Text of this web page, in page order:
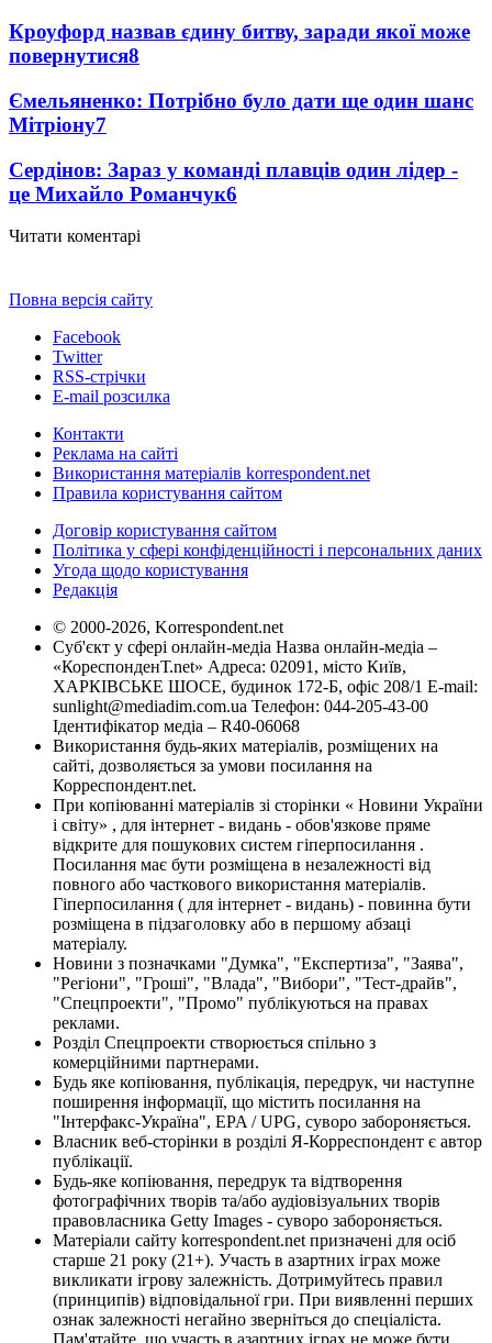
Кроуфорд назвав єдину битву, заради якої може
повернутися8
Ємельяненко: Потрібно було дати ще один шанс
Мітріону7
Сердінов: Зараз у команді плавців один лідер -
це Михайло Романчук6
Читати коментарі
Повна версія сайту
Facebook
Twitter
RSS-стрічки
E-mail розсилка
Контакти
Реклама на сайті
Використання матеріалів korrespondent.net
Правила користування сайтом
Договір користування сайтом
Політика у сфері конфіденційності і персональних даних
Угода щодо користування
Редакція
© 2000-2026, Korrespondent.net
Суб'єкт у сфері онлайн-медіа Назва онлайн-медіа –
«КореспонденТ.net» Адреса: 02091, місто Київ,
ХАРКІВСЬКЕ ШОСЕ, будинок 172-Б, офіс 208/1 E-mail:
sunlight@mediadim.com.ua Телефон: 044-205-43-00
Ідентифікатор медіа – R40-06068
Використання будь-яких матеріалів, розміщених на
сайті, дозволяється за умови посилання на
Корреспондент.net.
При копіюванні матеріалів зі сторінки « Новини України
і світу» , для інтернет - видань - обов'язкове пряме
відкрите для пошукових систем гіперпосилання .
Посилання має бути розміщена в незалежності від
повного або часткового використання матеріалів.
Гіперпосилання ( для інтернет - видань) - повинна бути
розміщена в підзаголовку або в першому абзаці
матеріалу.
Новини з позначками "Думка", "Експертиза", "Заява",
"Регіони", "Гроші", "Влада", "Вибори", "Тест-драйв",
"Спецпроекти", "Промо" публікуються на правах
реклами.
Розділ Спецпроекти створюється спільно з
комерційними партнерами.
Будь яке копіювання, публікація, передрук, чи наступне
поширення інформації, що містить посилання на
"Інтерфакс-Україна", EPA / UPG, суворо забороняється.
Власник веб-сторінки в розділі Я-Корреспондент є автор
публікації.
Будь-яке копіювання, передрук та відтворення
фотографічних творів та/або аудіовізуальних творів
правовласника Getty Images - суворо забороняється.
Матеріали сайту korrespondent.net призначені для осіб
старше 21 року (21+). Участь в азартних іграх може
викликати ігрову залежність. Дотримуйтесь правил
(принципів) відповідальної гри. При виявленні перших
ознак залежності негайно зверніться до спеціаліста.